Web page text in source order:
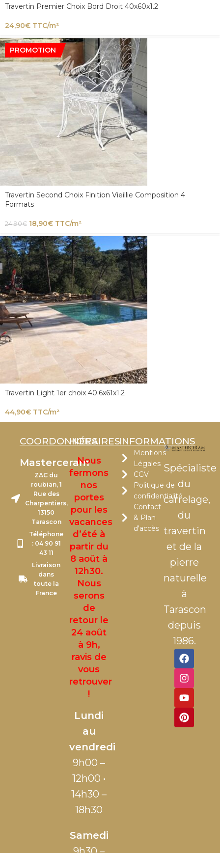
Travertin Premier Choix Bord Droit 40x60x1.2
24,90€ TTC/m²
PROMOTION
Travertin Second Choix Finition Vieillie Composition 4
Formats
24,90€ 18,90€ TTC/m²
Travertin Light 1er choix 40.6x61x1.2
44,90€ TTC/m²
COORDONNÉES
Masterceram
ZAC du
roubian, 1
Rue des
Charpentiers,
13150
Tarascon
Téléphone
: 04 90 91
43 11
Livraison
dans
toute la
France
HORAIRES
Nous
fermons
nos
portes
pour les
vacances
d’été à
partir du
8 août à
12h30.
Nous
serons
de
retour le
24 août
à 9h,
ravis de
vous
retrouver
!
Lundi
au
vendredi
9h00 –
12h00 •
14h30 –
18h30
Samedi
INFORMATIONS
Mentions
Légales
CGV
Politique de
confidentialité
Contact
& Plan
d'accès
Spécialiste
du
carrelage,
du
travertin
et de la
pierre
naturelle
à
Tarascon
depuis
1986.